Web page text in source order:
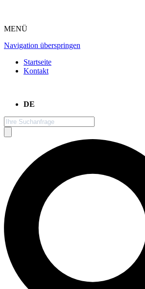
MENÜ
Navigation überspringen
Startseite
Kontakt
DE